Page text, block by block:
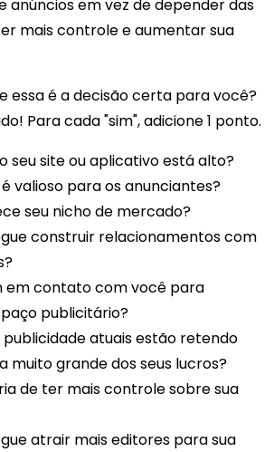
anúncios em vez de depender das
mais controle e aumentar sua
essa é a decisão certa para você?
Para cada "sim", adicione 1 ponto.
seu site ou aplicativo está alto?
valioso para os anunciantes?
seu nicho de mercado?
construir relacionamentos com
em contato com você para
publicitário?
publicidade atuais estão retendo
muito grande dos seus lucros?
de ter mais controle sobre sua
atrair mais editores para sua